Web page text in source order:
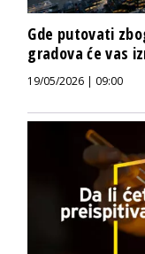
Gde putovati
gradova će vas
19/05/2026 | 09:00